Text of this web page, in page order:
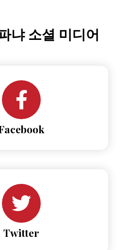
냐 소셜 미디어
Twitter